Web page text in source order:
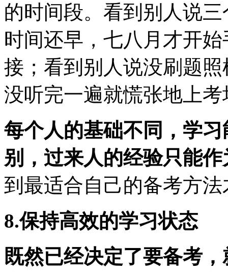
的时间段。看到别人说
时间还早，七八月才开
接；看到别人说没刷题
没听完一遍就慌张地上
每个人的基础不同，学
别，过来人的经验只能
到最适合自己的备考方
8.保持高效的学习状态
既然已经决定了要备考